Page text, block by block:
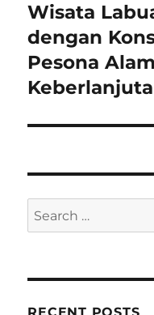
Next
post:
Wisata
dengan
Pesona
Search
for: